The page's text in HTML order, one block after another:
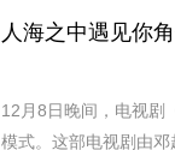
人海之中遇见你
12月8日晚间，电视剧
模式。这部电视剧由